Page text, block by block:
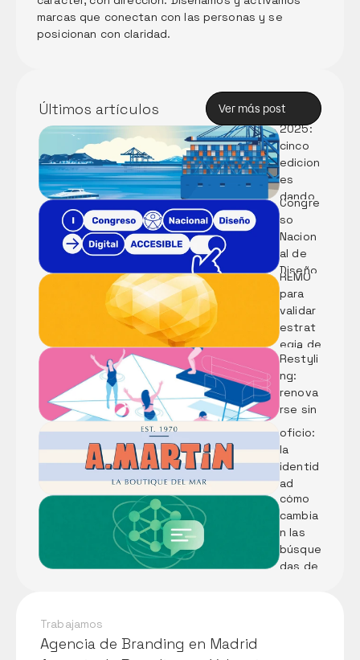
marcas que conectan con las personas y se
posicionan con claridad.
Últimos artículos
Ver más post
Ver más post
Innova
ción
2025:
cinco
edicion
es
dando
forma
al
futuro
del
puerto
Partici
pamos
en el I
Congre
so
Nacion
al de
Diseño
Accesi
Métod
o
REMO
para
validar
estrat
egia de
marca
con IA
Rebran
ding vs
Restyli
ng:
renova
rse sin
perder
el alma
Diseñar
identid
ad
desde
el
oficio:
la
identid
ad
visual
de
Pescad
ería A.
Martín
LLMs:
Qué
son y
cómo
cambia
n las
búsque
das de
Trabajamos
Agencia de Branding en Madrid